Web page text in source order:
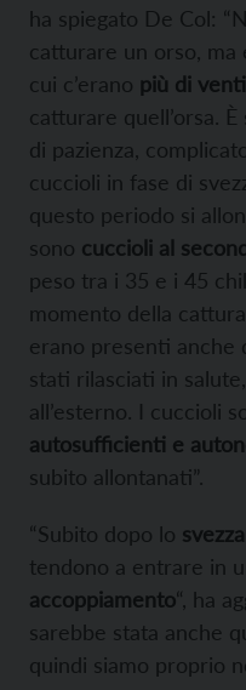
ha spiegato De Col:
catturare un orso, ma
cui c’erano più di
catturare quell’orsa.
di pazienza,
cuccioli in fase di
questo periodo si
sono cuccioli al
peso tra i 35 e i 45
momento della
erano presenti anche
stati rilasciati in
all’esterno. I cuccioli
autosufficienti e
subito allontanati”.
“Subito dopo lo
tendono a entrare in
accoppiamento“, ha
sarebbe stata anche
quindi siamo proprio